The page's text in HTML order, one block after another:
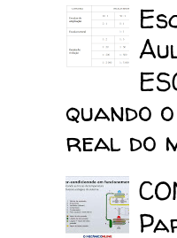
quando
real do